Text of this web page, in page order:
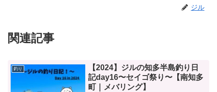
ジル
関連記事
釣り
【2024】ジルの知多半島釣り日
記day16〜セイゴ祭り〜【南知多
町｜メバリング】